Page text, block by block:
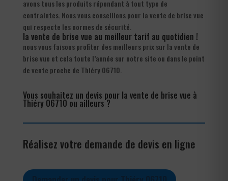
avons tous les produits répondant à tout type de
contraintes. Nous vous conseillons pour la vente de brise vue
qui respecte les normes de sécurité.
la vente de brise vue au meilleur tarif au quotidien !
nous vous faisons profiter des meilleurs prix sur la vente de
brise vue et cela toute l’année sur notre site ou dans le point
de vente proche de Thiéry 06710.
Vous souhaitez un devis pour la vente de brise vue à
Thiéry 06710 ou ailleurs ?
Réalisez votre demande de devis en ligne